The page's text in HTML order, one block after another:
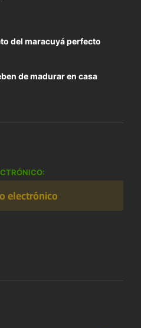
del maracuyá perfecto
de madurar en casa